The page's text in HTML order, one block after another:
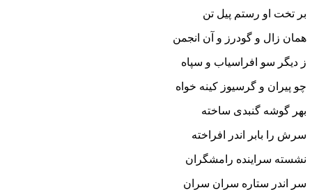
بر تخت او رستم پیل تن
همان زال و گودرز و آن انجمن‏
ز دیگر سو افراسیاب و سپاه
چو پیران و گرسیوز کینه خواه‏
بهر گوشه گنبدى ساخته
سرش را بابر اندر افراخته‏
نشسته سراینده رامشگران
سر اندر ستاره سرانِ سران‏